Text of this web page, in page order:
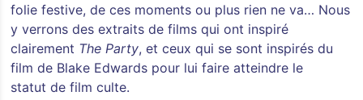
folie festive, de ces moments ou plus rien ne va… Nous
y verrons des extraits de films qui ont inspiré
clairement The Party, et ceux qui se sont inspirés du
film de Blake Edwards pour lui faire atteindre le
statut de film culte.